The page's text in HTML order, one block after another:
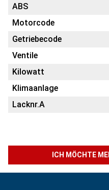
ABS
Motorcode
Getriebecode
Ventile
Kilowatt
Klimaanlage
Lacknr.A
ICH MÖCHTE